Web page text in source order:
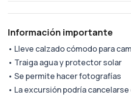
Información importante
• Lleve calzado cómodo para
• Traiga agua y protector solar
• Se permite hacer fotografías
• La excursión podría